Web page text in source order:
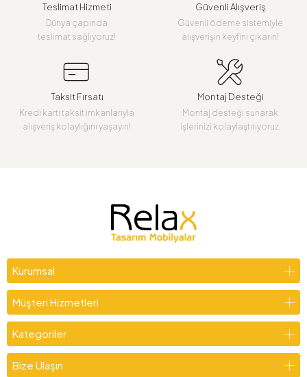
Teslimat Hizmeti
Dünya çapında
teslimat sağlıyoruz!
Güvenli Alışveriş
Güvenli ödeme sistemiyle
alışverişin keyfini çıkarın!
Taksit Fırsatı
Kredi kartı taksit imkanlarıyla
alışveriş kolaylığını yaşayın!
Montaj Desteği
Montaj desteği sunarak
işlerinizi kolaylaştırıyoruz.
Kurumsal
Müşteri Hizmetleri
Kategoriler
Bize Ulaşın